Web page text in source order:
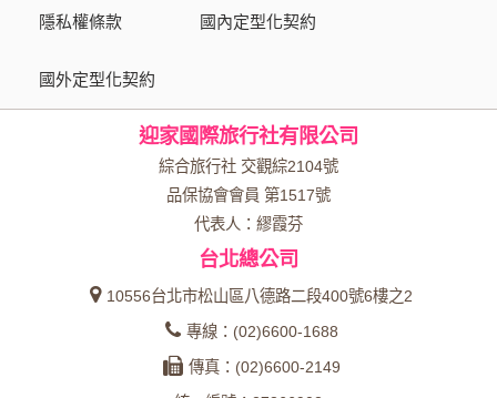
為了在本網站提供您最佳的互動性服務，可能會請您提供相關
本網站在您使用服務信箱、問卷調查等互動性功能時，會保留
於一般瀏覽時，伺服器會自行記錄相關行徑，包括您使用連線
設備的 IP 位址、使用時間、使用的瀏覽器、瀏覽及點選資料記
錄等，做為我們增進網站服務的參考依據，此記錄為內部應
用，決不對外公布。
為提供精確的服務，我們會將收集的問卷調查內容進行統計與
分析，分析結果之統計數據或說明文字呈現，除供內部研究
外，我們會視需要公佈統計數據及說明文字，但不涉及特定個
除非取得您的同意或其他法令之特別規定，本網站絕不會將您
的個人資料揭露予第三人或使用於蒐集目的以外之其他用途。
隱私權條款 國內定型化契約
國外定型化契約
迎家國際旅行社有限公司
綜合旅行社 交觀綜2104號
品保協會會員 第1517號
代表人：繆霞芬
台北總公司
10556台北市松山區八德路二段400號6樓之2
專線：(02)6600-1688
傳真：(02)6600-2149